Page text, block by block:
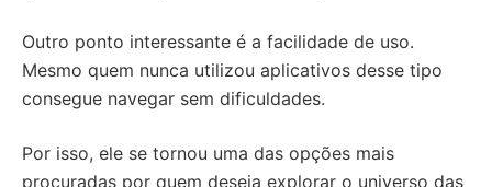
Outro ponto interessante é a facilidade de uso.
Mesmo quem nunca utilizou aplicativos desse tipo
consegue navegar sem dificuldades.
Por isso, ele se tornou uma das opções mais
procuradas por quem deseja explorar o universo das